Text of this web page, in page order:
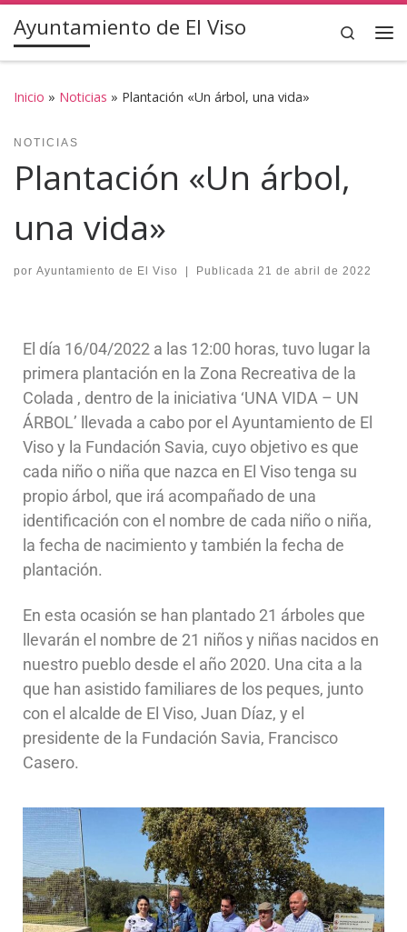
Saltar al contenido
Ayuntamiento de El Viso Search
Inicio » Noticias » Plantación «Un árbol, una vida»
NOTICIAS
Plantación «Un árbol,
una vida»
por Ayuntamiento de El Viso | Publicada 21 de abril de 2022
El día 16/04/2022 a las 12:00 horas, tuvo lugar la
primera plantación en la Zona Recreativa de la
Colada , dentro de la iniciativa ‘UNA VIDA – UN
ÁRBOL’ llevada a cabo por el Ayuntamiento de El
Viso y la Fundación Savia, cuyo objetivo es que
cada niño o niña que nazca en El Viso tenga su
propio árbol, que irá acompañado de una
identificación con el nombre de cada niño o niña,
la fecha de nacimiento y también la fecha de
plantación.
En esta ocasión se han plantado 21 árboles que
llevarán el nombre de 21 niños y niñas nacidos en
nuestro pueblo desde el año 2020. Una cita a la
que han asistido familiares de los peques, junto
con el alcalde de El Viso, Juan Díaz, y el
presidente de la Fundación Savia, Francisco
Casero.